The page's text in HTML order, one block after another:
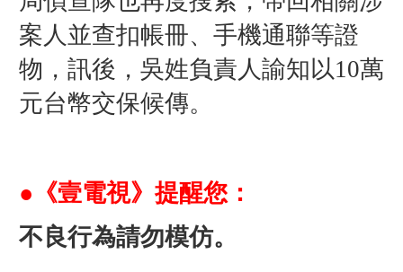
案人並查扣帳冊、手機通聯等證
物，訊後，吳姓負責人諭知以10萬
元台幣交保候傳。
●《壹電視》提醒您：
不良行為請勿模仿。